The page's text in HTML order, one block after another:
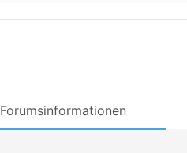
Forumsinformationen